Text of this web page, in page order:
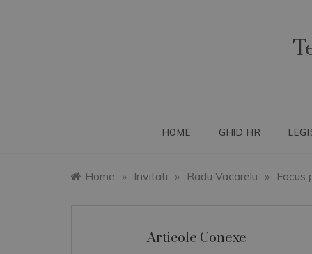
HOME GHID HR
Home » Invitati » Radu Vacarelu » Focus
Articole Conexe